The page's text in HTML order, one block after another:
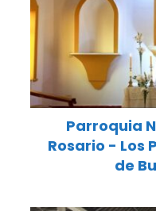
Parroquia
Rosario - Los
de